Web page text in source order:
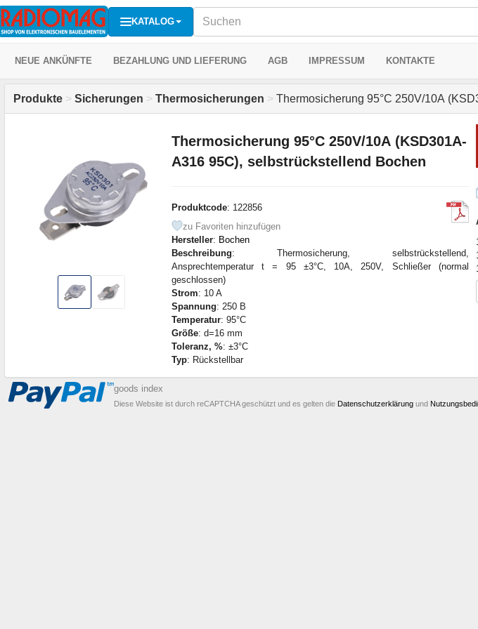
KATALOG
NEUE ANKÜNFTE BEZAHLUNG UND LIEFERUNG AGB IMPRESSUM KONTAKTE
Produkte > Sicherungen > Thermosicherungen > Thermosicherung 95°C 250V/10А
Thermosicherung 95°C 250V/10А (KSD301A-
A316 95C), selbstrückstellend Bochen
Produktcode: 122856
zu Favoriten hinzufügen
Hersteller: Bochen
Beschreibung: Thermosicherung, selbstrückstellend,
Ansprechtemperatur t = 95 ±3°C, 10A, 250V, Schließer (normal
geschlossen)
Strom: 10 A
Spannung: 250 В
Temperatur: 95°С
Größe: d=16 mm
Toleranz, %: ±3°С
Typ: Rückstellbar
goods index
Diese Website ist durch reCAPTCHA geschützt und es gelten die Datenschutzerklärung und